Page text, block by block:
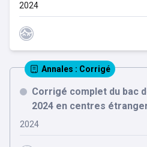
2024
Annales : Corrigé
Corrigé complet du bac
2024 en centres
2024